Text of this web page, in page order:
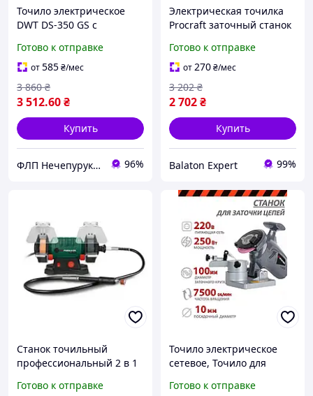
Точило электрическое
DWT DS-350 GS с
искр и регулируемой
опорной пластиной
Готово к отправке
от585₴/мес
3 512.60₴
3 860 ₴
Купить
ФЛП Нечепурук Александра Витальевна 96%
Электрическая точилка
Procraft заточный станок
асинхрированным
двигателем идеальна для
мастерской
Готово к отправке
от270₴/мес
2 702₴
3 202 ₴
Купить
Balaton Expert 99%
Станок точильный
профессиональный 2 в 1
120 Вт Parkside
Готово к отправке
Точило электрическое
сетевое, Точило для
7500 об/м), NOX
Готово к отправке